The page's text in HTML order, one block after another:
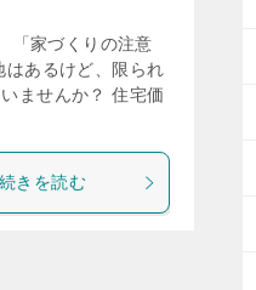
「家づくりの注意
はあるけど、限られ
ませんか？ 住宅価
続きを読む